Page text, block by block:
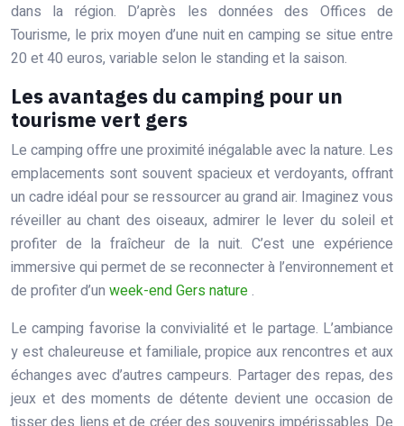
dans la région. D’après les données des Offices de
Tourisme, le prix moyen d’une nuit en camping se situe entre
20 et 40 euros, variable selon le standing et la saison.
Les avantages du camping pour un
tourisme vert gers
Le camping offre une proximité inégalable avec la nature. Les
emplacements sont souvent spacieux et verdoyants, offrant
un cadre idéal pour se ressourcer au grand air. Imaginez vous
réveiller au chant des oiseaux, admirer le lever du soleil et
profiter de la fraîcheur de la nuit. C’est une expérience
immersive qui permet de se reconnecter à l’environnement et
de profiter d’un week-end Gers nature.
Le camping favorise la convivialité et le partage. L’ambiance
y est chaleureuse et familiale, propice aux rencontres et aux
échanges avec d’autres campeurs. Partager des repas, des
jeux et des moments de détente devient une occasion de